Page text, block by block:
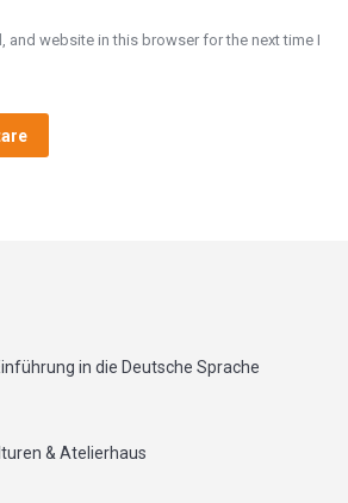
and website in this browser for the next time I
in die Deutsche Sprache
& Atelierhaus